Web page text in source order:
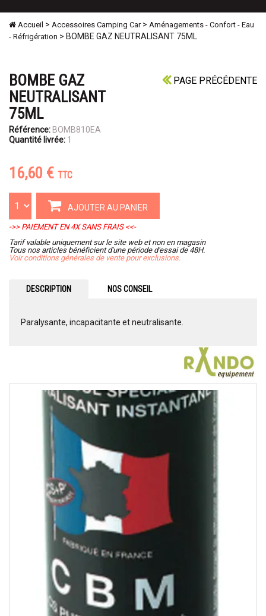
Accueil > Accessoires Camping Car> Aménagements - Confort - Eau
- Réfrigération > BOMBE GAZ NEUTRALISANT 75ML
PAGE PRÉCÉDENTE
BOMBE GAZ
NEUTRALISANT
75ML
Référence: BOMB810EA
Quantité livrée: 1
16,60 € TTC
AJOUTER AU PANIER
->> PAIEMENT EN 4X SANS FRAIS <<-
Tarif valable uniquement sur le site web et non en magasin
Tous nos articles bénéficient d'une période d'essai de 48H.
Voir conditions générales de vente pour exclusions.
DESCRIPTION NOS CONSEIL
Paralysante, incapacitante et neutralisante.